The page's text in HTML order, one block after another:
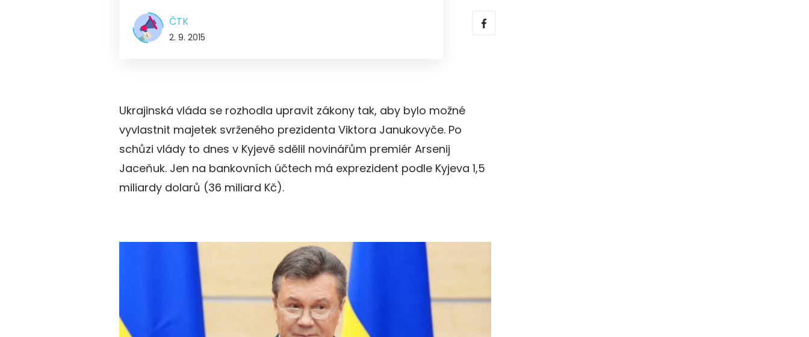
ČTK
2. 9. 2015
Ukrajinská vláda se rozhodla upravit zákony tak, aby bylo možné
vyvlastnit majetek svrženého prezidenta Viktora Janukovyče. Po
schůzi vlády to dnes v Kyjevě sdělil novinářům premiér Arsenij
Jaceňuk. Jen na bankovních účtech má exprezident podle Kyjeva 1,5
miliardy dolarů (36 miliard Kč).